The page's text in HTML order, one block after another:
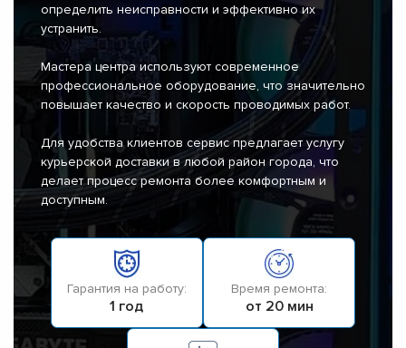
определить неисправности и эффективно их
устранить.
Мастера центра используют современное
профессиональное оборудование, что значительно
повышает качество и скорость проводимых работ.
Для удобства клиентов сервис предлагает услугу
курьерской доставки в любой район города, что
делает процесс ремонта более комфортным и
доступным.
Гарантия на работу:
1 год
Время ремонта:
от 20 мин